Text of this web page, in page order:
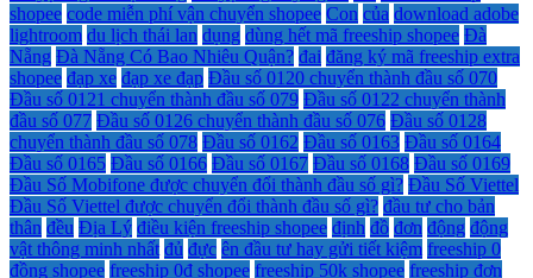
shopee code miễn phí vận chuyển shopee Con của download adobe
lightroom du lịch thái lan dụng dùng hết mã freeship shopee Đà
Nẵng Đà Nẵng Có Bao Nhiêu Quận? đai đăng ký mã freeship extra
shopee đạp xe đạp xe đạp Đầu số 0120 chuyển thành đầu số 070
Đầu số 0121 chuyển thành đầu số 079 Đầu số 0122 chuyển thành
đầu số 077 Đầu số 0126 chuyển thành đầu số 076 Đầu số 0128
chuyển thành đầu số 078 Đầu số 0162 Đầu số 0163 Đầu số 0164
Đầu số 0165 Đầu số 0166 Đầu số 0167 Đầu số 0168 Đầu số 0169
Đầu Số Mobifone được chuyển đổi thành đầu số gì? Đầu Số Viettel
Đầu Số Viettel được chuyển đổi thành đầu số gì? đầu tư cho bản
thân đều Địa Lý điều kiện freeship shopee định đồ đơn động động
vật thông minh nhất đủ đực ên đầu tư hay gửi tiết kiệm freeship 0
đồng shopee freeship 0đ shopee freeship 50k shopee freeship đơn